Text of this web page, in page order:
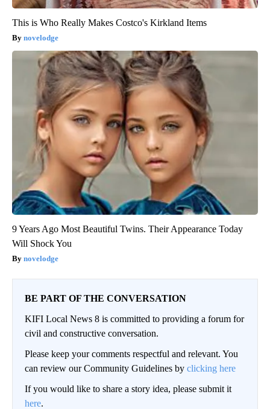
This is Who Really Makes Costco's Kirkland Items
novelodge
9 Years Ago Most Beautiful Twins. Their Appearance Today
Will Shock You
novelodge
BE PART OF THE CONVERSATION
KIFI Local News 8 is committed to providing a forum for
civil and constructive conversation.
Please keep your comments respectful and relevant. You
can review our Community Guidelines by clicking here
If you would like to share a story idea, please submit it
here.